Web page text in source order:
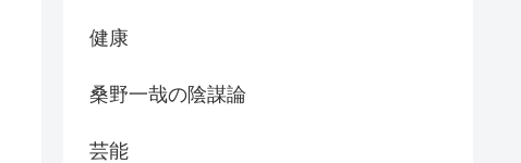
健康
桑野一哉の陰謀論
芸能